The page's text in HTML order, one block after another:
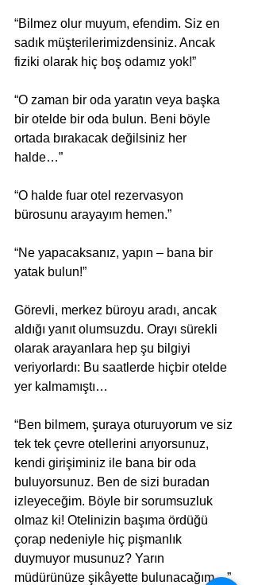
“Bilmez olur muyum, efendim. Siz en
sadık müşterilerimizdensiniz. Ancak
fiziki olarak hiç boş odamız yok!”
“O zaman bir oda yaratın veya başka
bir otelde bir oda bulun. Beni böyle
ortada bırakacak değilsiniz her
halde…”
“O halde fuar otel rezervasyon
bürosunu arayayım hemen.”
“Ne yapacaksanız, yapın – bana bir
yatak bulun!”
Görevli, merkez büroyu aradı, ancak
aldığı yanıt olumsuzdu. Orayı sürekli
olarak arayanlara hep şu bilgiyi
veriyorlardı: Bu saatlerde hiçbir otelde
yer kalmamıştı…
“Ben bilmem, şuraya oturuyorum ve siz
tek tek çevre otellerini arıyorsunuz,
kendi girişiminiz ile bana bir oda
buluyorsunuz. Ben de sizi buradan
izleyeceğim. Böyle bir sorumsuzluk
olmaz ki! Otelinizin başıma ördüğü
çorap nedeniyle hiç pişmanlık
duymuyor musunuz? Yarın
müdürünüze şikâyette bulunacağım…”